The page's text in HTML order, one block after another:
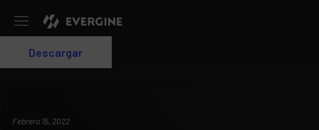
Login
Descargar
Febrero 15, 2022